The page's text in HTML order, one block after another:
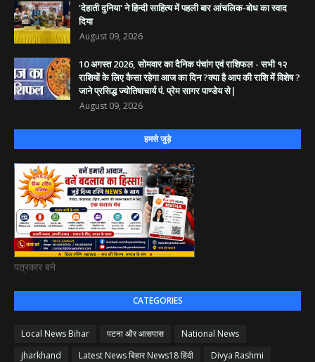
'देहाती दुनिया' ने हिन्दी साहित्य में पहली बार आंचलिक-बोध का स्वाद
दिया
August 09, 2026
10 अगस्त 2026, सोमवार का दैनिक पंचांग एवं राशिफल - सभी १२
राशियों के लिए कैसा रहेगा आज का दिन ?क्या है आप की राशि में विशेष ?
जाने प्रसिद्ध ज्योतिषाचार्य पं. प्रेम सागर पाण्डेय से|
August 09, 2026
हमसे जुड़े
पत्रकार बने
CATEGORIES
Local News Bihar पटना और आसपास
National News
jharkhand
Latest News बिहार News18 हिंदी
Divya Rashmi